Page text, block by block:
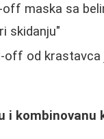
off maska sa
skidanju"
off od krastavca
i kombinovanu